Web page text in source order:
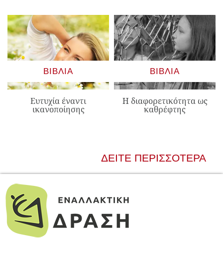
ΒΙΒΛΊΑ
Ευτυχία έναντι
ικανοποίησης
ΒΙΒΛΊΑ
Η διαφορετικότητα ως
καθρέφτης
ΔΕΊΤΕ ΠΕΡΙΣΣΌΤΕΡΑ